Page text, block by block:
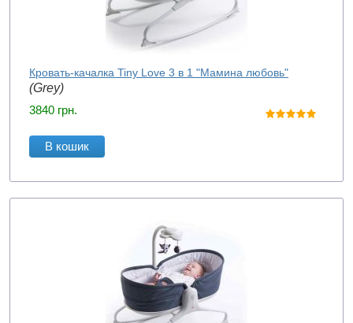
Кровать-качалка Tiny Love 3 в 1 "Мамина любовь"
(Grey)
3840 грн.
В кошик